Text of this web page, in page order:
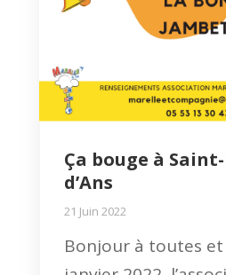
Ça bouge à
d’Ans
21 Juin 2022
Bonjour à toutes et